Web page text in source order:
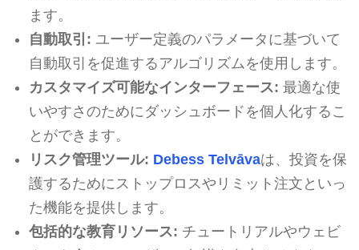
ます。
自動取引: ユーザー定義のパラメータに基づいて
自動取引を促進するアルゴリズムを使用します。
カスタマイズ可能なインターフェース: 最適な使
いやすさのためにダッシュボードを個人化するこ
とができます。
リスク管理ツール: Debess Telvāvaは、投資を保
護するためにストップロスやリミット注文といっ
た機能を提供します。
包括的な教育リソース: チュートリアルやウェビ